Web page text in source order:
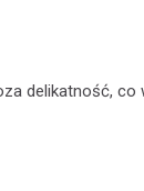
delikatność, co